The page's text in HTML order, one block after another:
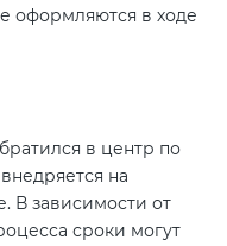
оформляются в ходе
в центр по
на
В зависимости от
сроки могут